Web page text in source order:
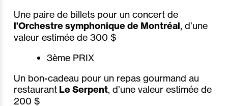
Une paire de billets pour un concert de
l’Orchestre symphonique de Montréal, d’une
valeur estimée de 300 $
3ème PRIX
Un bon-cadeau pour un repas gourmand au
restaurant Le Serpent, d’une valeur estimée de
200 $